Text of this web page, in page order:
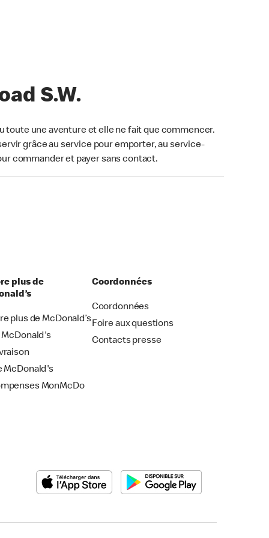
S.W.
toute une aventure et elle ne fait que commencer.
grâce au service pour emporter, au service-
commander et payer sans contact.
plus de
plus de McDonald’s
McDonald's
McDonald's
MonMcDo
Coordonnées
Coordonnées
Foire aux questions
Contacts presse